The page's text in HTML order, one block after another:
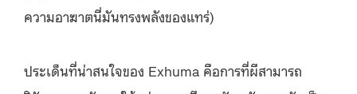
ความอาฆาตนี่มันทรงพลังของแทร่)
ประเด็นที่น่าสนใจของ Exhuma คือการที่ผีสามารถ